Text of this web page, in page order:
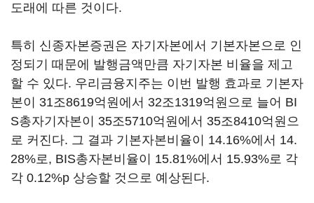
도래에 따른 것이다.
특히 신종자본증권은 자기자본에서 기본자본으로 인
정되기 때문에 발행금액만큼 자기자본 비율을 제고
할 수 있다. 우리금융지주는 이번 발행 효과로 기본자
본이 31조8619억원에서 32조1319억원으로 늘어 BI
S총자기자본이 35조5710억원에서 35조8410억원으
로 커진다. 그 결과 기본자본비율이 14.16%에서 14.
28%로, BIS총자본비율이 15.81%에서 15.93%로 각
각 0.12%p 상승할 것으로 예상된다.